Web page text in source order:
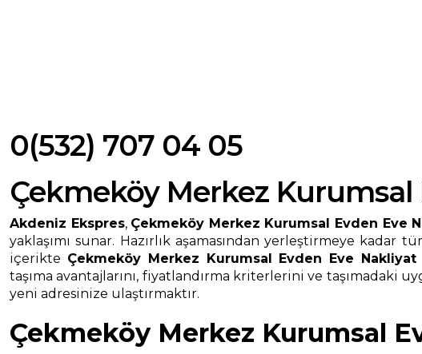
0(532) 707 04 05
Çekmeköy Merkez
Akdeniz Ekspres, Çekmeköy Merkez Kurumsal Evden Eve
yaklaşımı sunar. Hazırlık aşamasından yerleştirmeye
içerikte Çekmeköy Merkez Kurumsal Evden Eve Nakliyat
taşıma avantajlarını, fiyatlandırma kriterlerini ve taşımadaki
yeni adresinize ulaştırmaktır.
Çekmeköy Merkez Kurumsal